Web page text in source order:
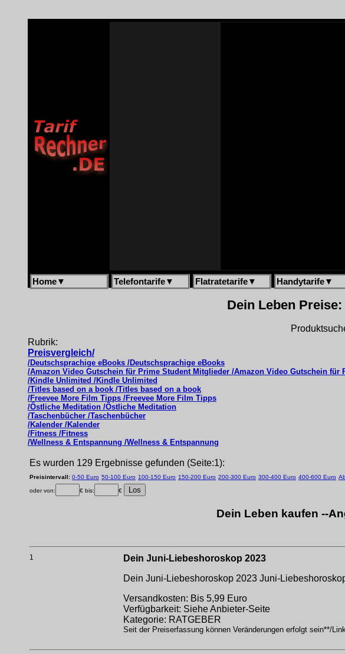
Home▼ Telefontarife▼ Flatratetarife▼ Handytarife▼
Dein Leben
Rubrik:
Preisvergleich/
/Deutschsprachige eBooks /Deutschsprachige eBooks
/Amazon Video Gutschein für Prime Student Mitglieder /Amazon Video Gutschein für
/Kindle Unlimited /Kindle Unlimited
/Titles based on a book /Titles based on a book
/Freevee More Film Tipps /Freevee More Film Tipps
/Östliche Meditation /Östliche Meditation
/Taschenbücher /Taschenbücher
/Kalender /Kalender
/Fitness /Fitness
/Wellness & Entspannung /Wellness & Entspannung
Es wurden 129 Ergebnisse gefunden (Seite:1):
Preisintervall: 0-50 Euro 50-100 Euro 100-150 Euro 150-200 Euro 200-300 Euro 300-400 Euro 400-600 Euro
oder von: € bis: €
Dein Leben kaufen --
1
Dein Juni-Liebeshoroskop 2023
Dein Juni-Liebeshoroskop 2023 Juni-
Versandkosten: Bis 5,99 Euro
Verfügbarkeit: Siehe Anbieter-Seite
Kategorie: RATGEBER
Seit der Preiserfassung können Veränderungen erfolgt sein**/